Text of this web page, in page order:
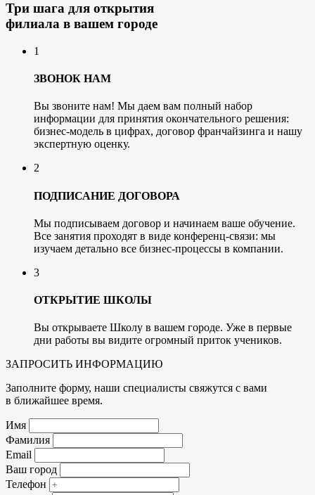
Три шага для открытия
филиала в вашем городе
1
ЗВОНОК НАМ
Вы звоните нам! Мы даем вам полный набор
информации для принятия окончательного решения:
бизнес-модель в цифрах, договор франчайзинга и нашу
экспертную оценку.
2
ПОДПИСАНИЕ ДОГОВОРА
Мы подписываем договор и начинаем ваше обучение.
Все занятия проходят в виде конференц-связи: мы
изучаем детально все бизнес-процессы в компании.
3
ОТКРЫТИЕ ШКОЛЫ
Вы открываете Школу в вашем городе. Уже в первые
дни работы вы видите огромный приток учеников.
ЗАПРОСИТЬ ИНФОРМАЦИЮ
Заполните форму, наши специалисты свяжутся с вами
в ближайшее время.
Имя
Фамилия
Email
Ваш город
Телефон